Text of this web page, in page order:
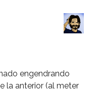
engendrando
la anterior (al meter